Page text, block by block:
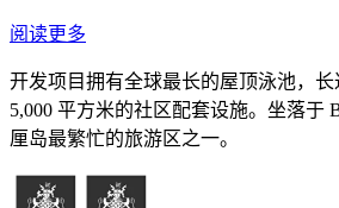
阅读更多
开发项目拥有全球最长的屋顶泳池，长
5,000 平方米的社区配套设施。坐落于
厘岛最繁忙的旅游区之一。